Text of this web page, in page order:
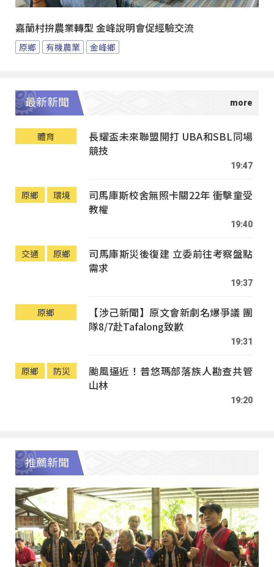
嘉蘭村拚農業轉型 金峰說明會促經驗交流
原鄉 有機農業 金峰鄉
最新新聞
體育
長耀盃未來聯盟開打 UBA和SBL同場
競技
19:47
原鄉 環境
司馬庫斯校舍無照卡關22年 衝擊童受
教權
19:40
交通 原鄉
司馬庫斯災後復建 立委前往考察盤點
需求
19:37
原鄉
【涉己新聞】原文會新劇名爆爭議 團
隊8/7赴Tafalong致歉
19:31
原鄉 防災
颱風逼近！普悠瑪部落族人勘查共管
山林
19:20
推薦新聞